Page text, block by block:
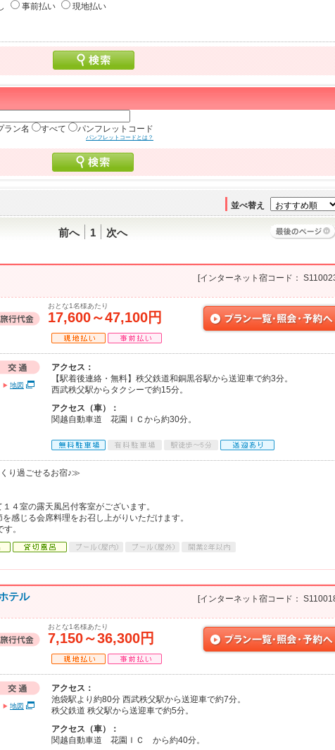
事前払い 現地払い
ラン名 すべて パンフレットコード
パンフレットコードとは？
並べ替え
前へ 1 次へ
[インターネット宿コード：
おとな1名様あたり
17,600～47,100円
地図
アクセス：
【駅着後連絡・無料】秩父鉄道和銅黒谷駅から送迎車で約3分。
西武秩父駅からタクシーで約15分。
アクセス（車）：
関越自動車道 花園ＩＣから約30分。
り過ごせるお宿♪≫
４室の露天風呂付客室がございます。
感じる会席料理をお召し上がりいただけます。
。
テル [インターネット宿コード：
おとな1名様あたり
7,150～36,300円
地図
アクセス：
池袋駅より約80分 西武秩父駅から送迎車で約7分。
秩父鉄道 秩父駅から送迎車で約5分。
アクセス（車）：
関越自動車道 花園ＩＣ から約40分。